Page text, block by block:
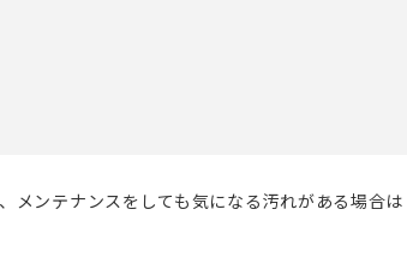
メンテナンスをしても気になる汚れがある場合は